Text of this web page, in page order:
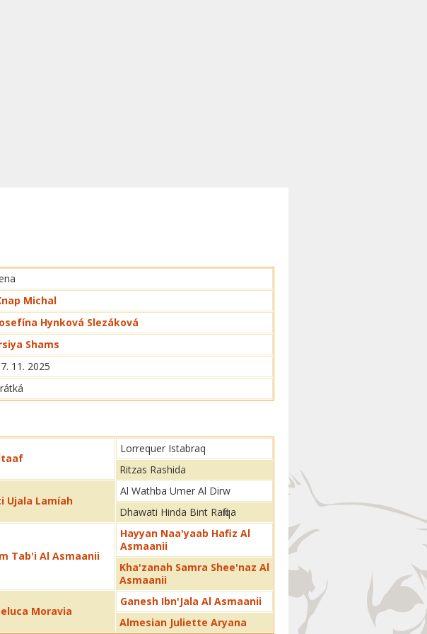
Michal
Hynková Slezáková
Shams
11. 2025
Lorrequer Istabraq
Ritzas Rashida
Ujala Lamíah
Al Wathba Umer Al Dirw
Dhawati Hinda Bint Rafiiqa
Tab'i Al Asmaanii
Hayyan Naa'yaab Hafiz Al
Asmaanii
Kha'zanah Samra Shee'naz Al
Asmaanii
Moravia
Ganesh Ibn'Jala Al Asmaanii
Almesian Juliette Aryana